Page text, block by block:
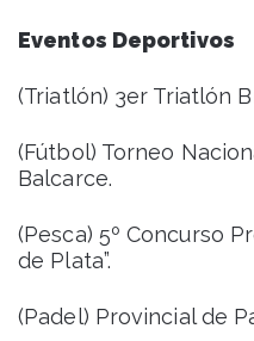
Eventos Deportivos
(Triatlón) 3er Triatlón
(Fútbol) Torneo
Balcarce.
(Pesca) 5º Concurso
de Plata”.
(Padel) Provincial de